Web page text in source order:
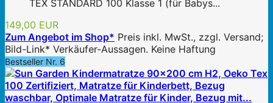
TEX STANDARD 100 Klasse 1 (für Babys...
149,00 EUR
Zum Angebot im Shop* Preis inkl. MwSt., zzgl. Versand;
Bild-Link* Verkäufer-Aussagen. Keine Haftung
Bestseller Nr. 6